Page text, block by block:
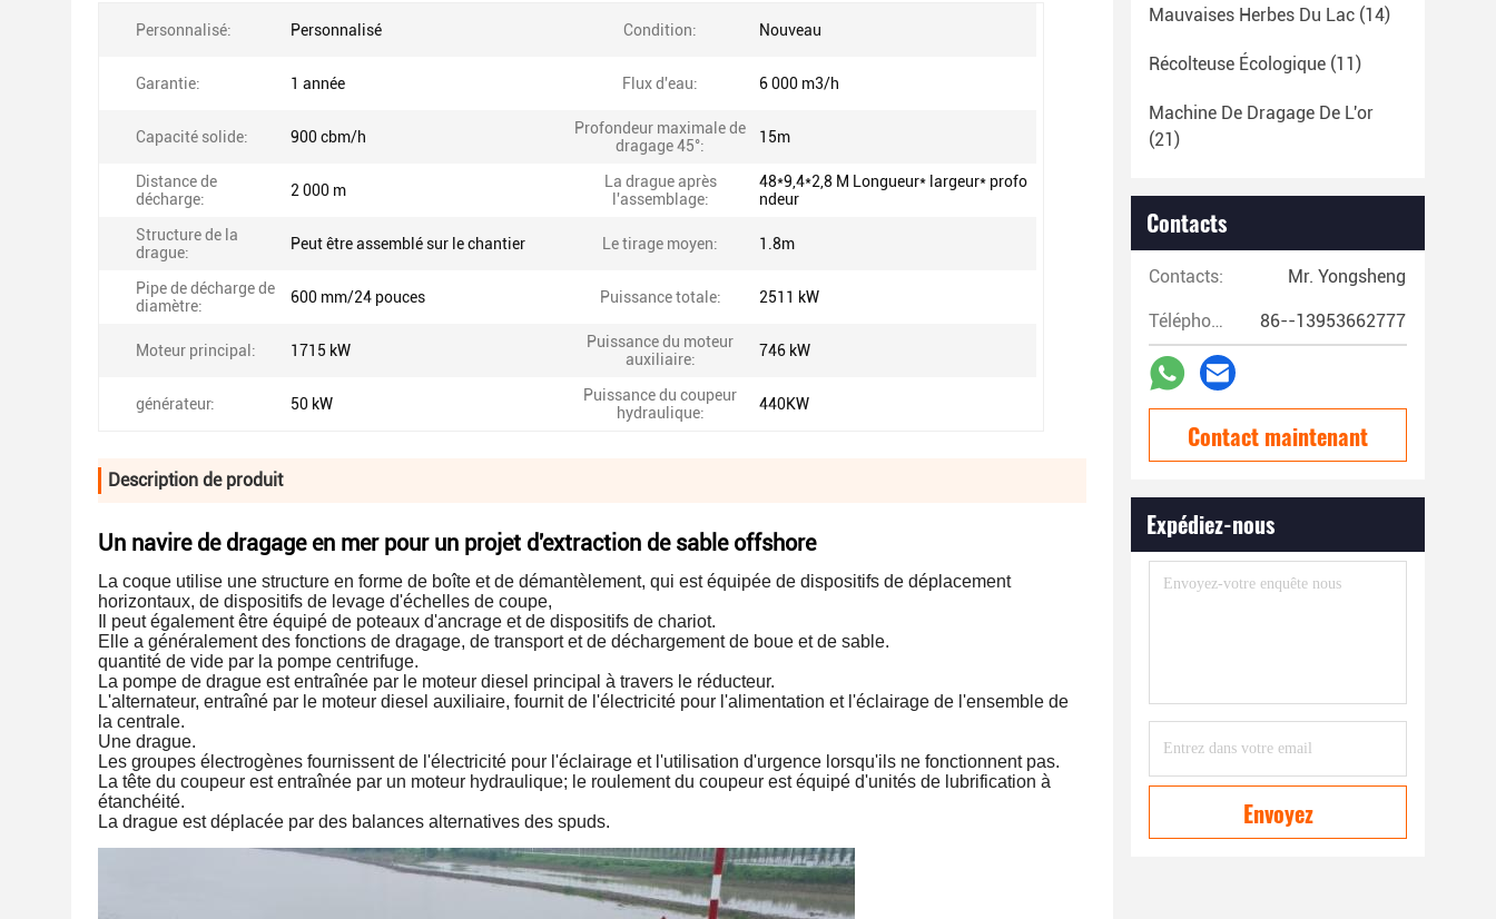
Personnalisé: Personnalisé Condition: Nouveau
Garantie: 1 année Flux d'eau: 6 000 m3/h
Capacité solide: 900 cbm/h
Profondeur maximale de
dragage 45°:
15m
Distance de
décharge:
2 000 m
La drague après
l'assemblage:
48*9,4*2,8 M Longueur* largeur* profo
ndeur
Structure de la
drague:
Peut être assemblé sur le chantier Le tirage moyen: 1.8m
Pipe de décharge de
diamètre:
600 mm/24 pouces Puissance totale: 2511 kW
Moteur principal: 1715 kW
Puissance du moteur
auxiliaire:
746 kW
générateur: 50 kW
Puissance du coupeur
hydraulique:
440KW
Description de produit
Un navire de dragage en mer pour un projet d'extraction de sable offshore
La coque utilise une structure en forme de boîte et de démantèlement, qui est équipée de dispositifs de déplacement
horizontaux, de dispositifs de levage d'échelles de coupe,
Il peut également être équipé de poteaux d'ancrage et de dispositifs de chariot.
Elle a généralement des fonctions de dragage, de transport et de déchargement de boue et de sable.
quantité de vide par la pompe centrifuge.
La pompe de drague est entraînée par le moteur diesel principal à travers le réducteur.
L'alternateur, entraîné par le moteur diesel auxiliaire, fournit de l'électricité pour l'alimentation et l'éclairage de l'ensemble de
la centrale.
Une drague.
Les groupes électrogènes fournissent de l'électricité pour l'éclairage et l'utilisation d'urgence lorsqu'ils ne fonctionnent pas.
La tête du coupeur est entraînée par un moteur hydraulique; le roulement du coupeur est équipé d'unités de lubrification à
étanchéité.
La drague est déplacée par des balances alternatives des spuds.
Mauvaises Herbes Du Lac (14)
Récolteuse Écologique (11)
Machine De Dragage De L'or
(21)
Contacts
Contacts: Mr. Yongsheng
Téléphone: 86--13953662777
Contact maintenant
Expédiez-nous
Envoyez